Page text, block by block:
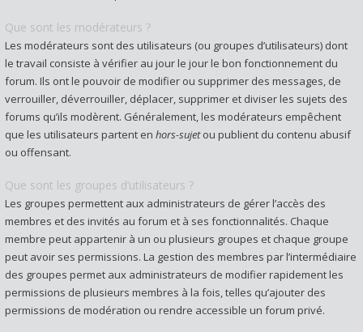
Que sont les modérateurs ?
Les modérateurs sont des utilisateurs (ou groupes d’utilisateurs) dont
le travail consiste à vérifier au jour le jour le bon fonctionnement du
forum. Ils ont le pouvoir de modifier ou supprimer des messages, de
verrouiller, déverrouiller, déplacer, supprimer et diviser les sujets des
forums qu’ils modèrent. Généralement, les modérateurs empêchent
que les utilisateurs partent en hors-sujetou publient du contenu abusif
ou offensant.
Que sont les groupes d’utilisateurs ?
Les groupes permettent aux administrateurs de gérer l’accès des
membres et des invités au forum et à ses fonctionnalités. Chaque
membre peut appartenir à un ou plusieurs groupes et chaque groupe
peut avoir ses permissions. La gestion des membres par l’intermédiaire
des groupes permet aux administrateurs de modifier rapidement les
permissions de plusieurs membres à la fois, telles qu’ajouter des
permissions de modération ou rendre accessible un forum privé.